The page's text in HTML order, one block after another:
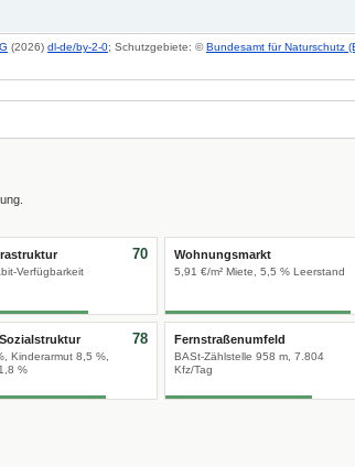
(2026) dl-de/by-2-0; Schutzgebiete: ©Bundesamt für Naturschutz
Verfügbarkeit
70 Wohnungsmarkt
5,91 €/m² Miete, 5,5 % Leerstand
Kinderarmut 8,5 %,
%
78 Fernstraßenumfeld
BASt-Zählstelle 958 m, 7.804
Kfz/Tag